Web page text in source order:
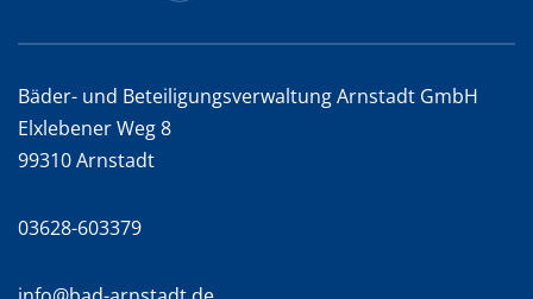
Bäder- und Beteiligungsverwaltung Arnstadt GmbH
Elxlebener Weg 8
99310 Arnstadt
03628-603379